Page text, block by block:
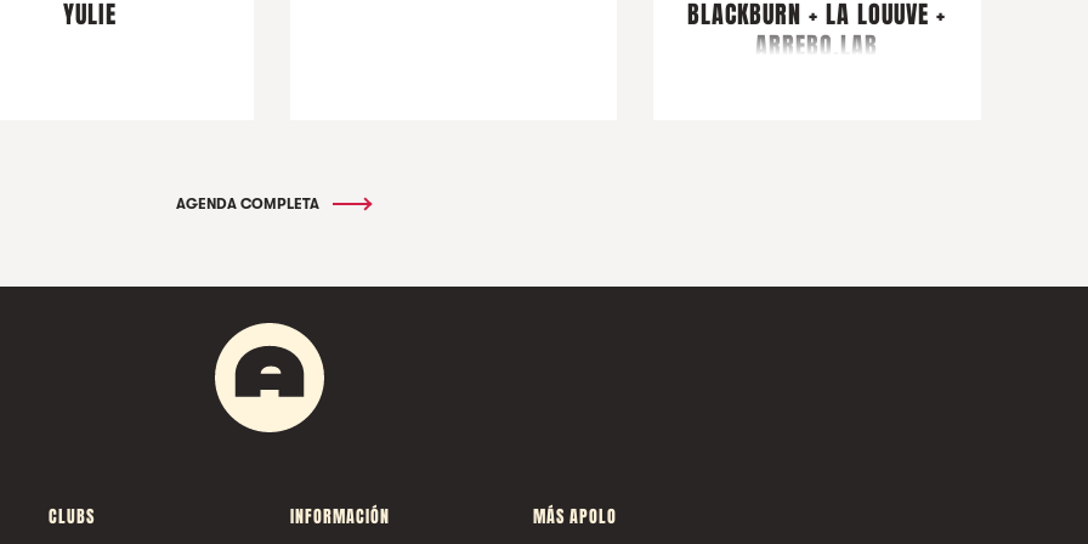
YULIE
BLACKBURN + LA LOUUVE +
ARREBO.LAB
AGENDA COMPLETA
CLUBS INFORMACIÓN MÁS APOLO